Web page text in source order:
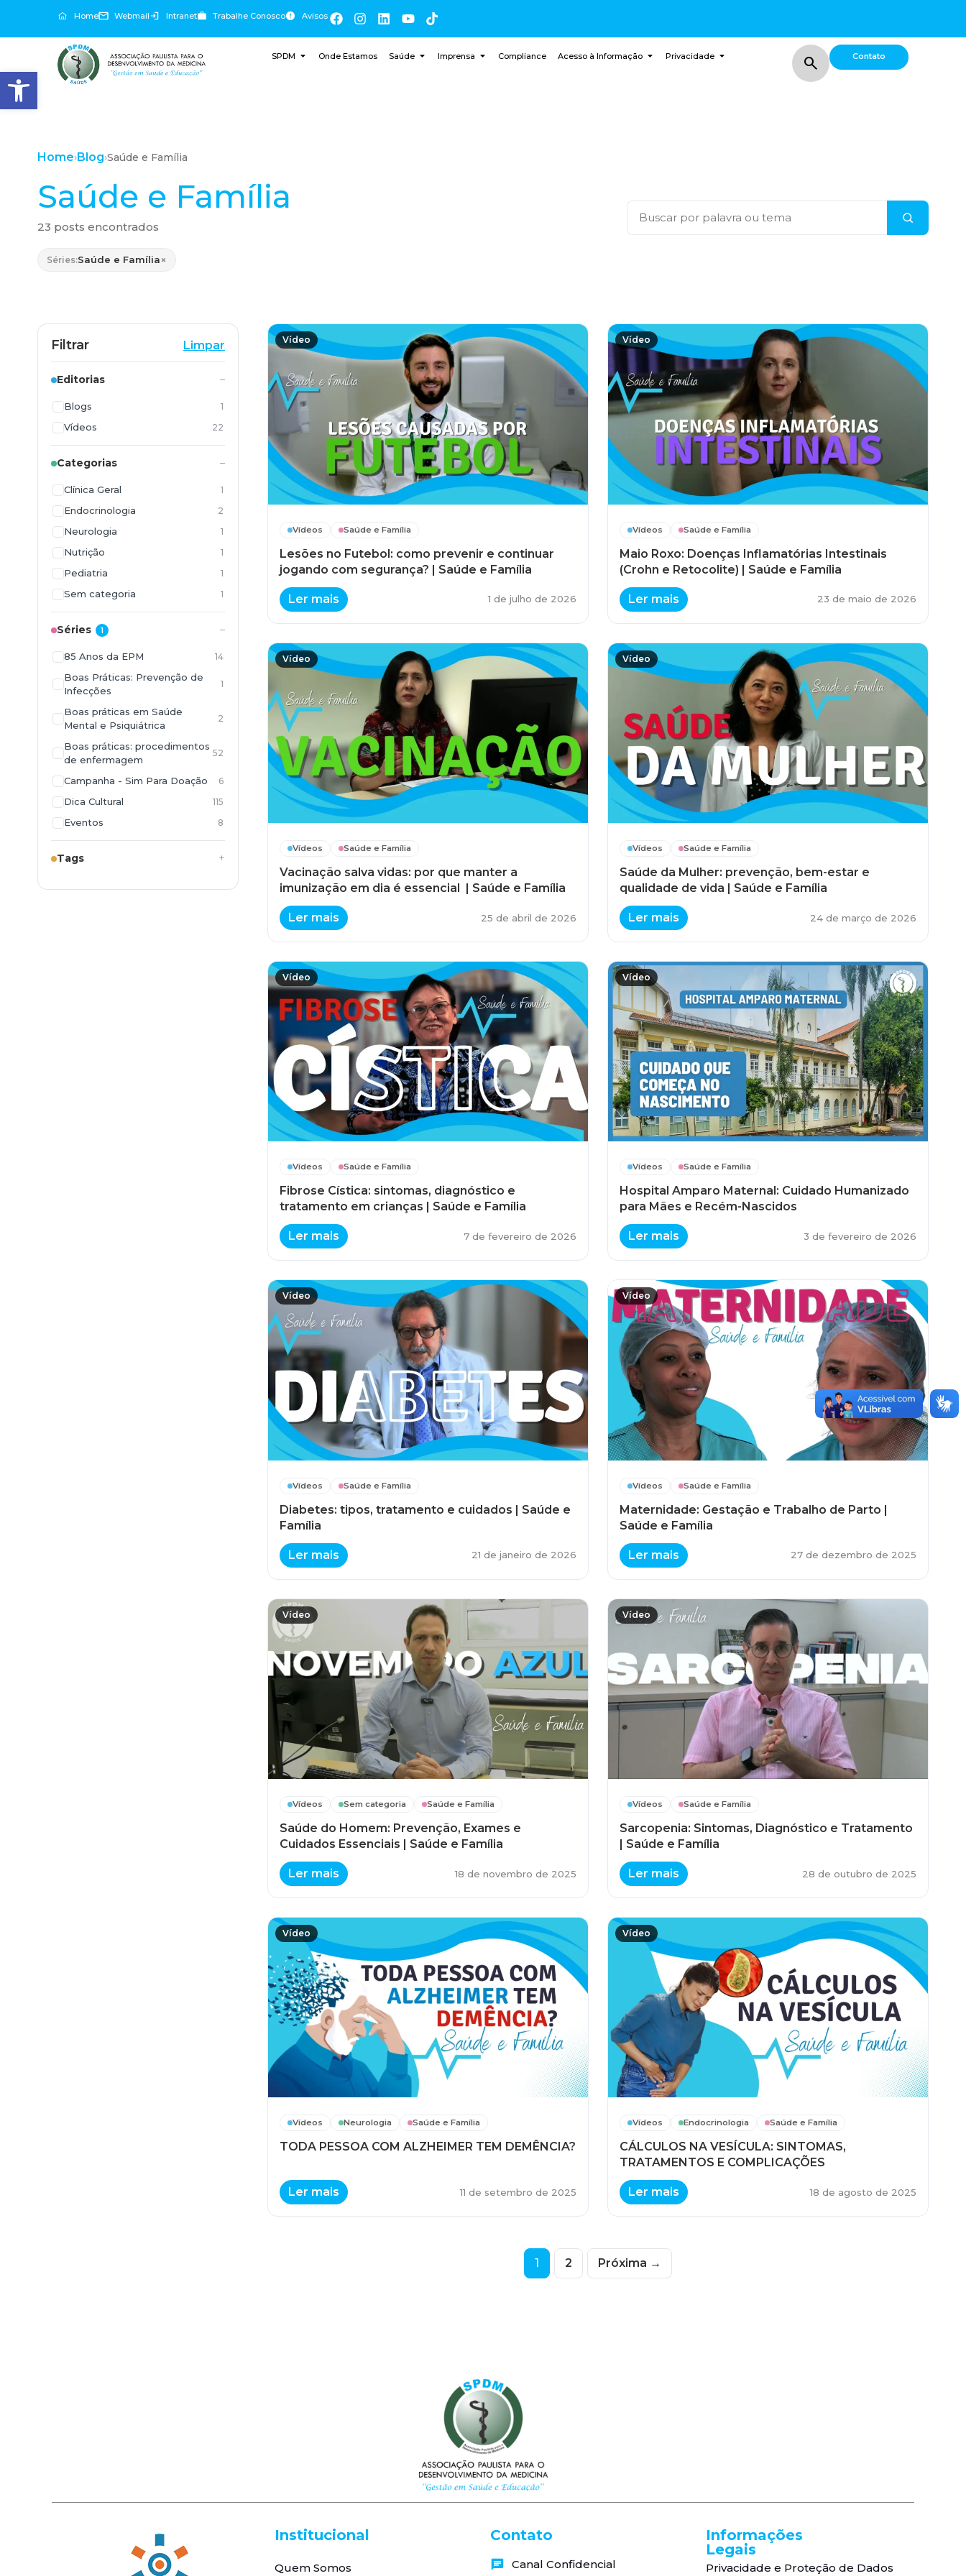
Abrir a barra de ferramentas
Home Webmail Intranet Trabalhe Conosco Avisos
SPDM Onde Estamos Saúde Imprensa Compliance Acesso à Informação Privacidade Contato
Home›Blog›Saúde e Família
Saúde e Família
23 posts encontrados
Séries:Saúde e Família×
Filtrar Limpar
Editorias
Blogs 1
Vídeos 22
Categorias
Clínica Geral 1
Endocrinologia 2
Neurologia 1
Nutrição 1
Pediatria 1
Sem categoria 1
Séries 1
85 Anos da EPM 14
Boas Práticas: Prevenção de
Infecções
1
Boas práticas em Saúde
Mental e Psiquiátrica
2
Boas práticas: procedimentos
de enfermagem
52
Campanha - Sim Para Doação 6
Dica Cultural 115
Eventos 8
Giro na Saúde 23
Manual de Conformidade
Tags
Vídeo
Vídeos Saúde e Família
Lesões no Futebol: como prevenir e continuar
jogando com segurança? | Saúde e Família
Ler mais 1 de julho de 2026
Vídeo
Vídeos Saúde e Família
Maio Roxo: Doenças Inflamatórias Intestinais
(Crohn e Retocolite) | Saúde e Família
Ler mais 23 de maio de 2026
Vídeo
Vídeos Saúde e Família
Vacinação salva vidas: por que manter a
imunização em dia é essencial | Saúde e Família
Ler mais 25 de abril de 2026
Vídeo
Vídeos Saúde e Família
Saúde da Mulher: prevenção, bem-estar e
qualidade de vida | Saúde e Família
Ler mais 24 de março de 2026
Vídeo
Vídeos Saúde e Família
Fibrose Cística: sintomas, diagnóstico e
tratamento em crianças | Saúde e Família
Ler mais 7 de fevereiro de 2026
Vídeo
Vídeos Saúde e Família
Hospital Amparo Maternal: Cuidado Humanizado
para Mães e Recém-Nascidos
Ler mais 3 de fevereiro de 2026
Vídeo
Vídeos Saúde e Família
Diabetes: tipos, tratamento e cuidados | Saúde e
Família
Ler mais 21 de janeiro de 2026
Vídeo
Vídeos Saúde e Família
Maternidade: Gestação e Trabalho de Parto |
Saúde e Família
Ler mais 27 de dezembro de 2025
Vídeo
Vídeos Sem categoria Saúde e Família
Saúde do Homem: Prevenção, Exames e
Cuidados Essenciais | Saúde e Família
Ler mais 18 de novembro de 2025
Vídeo
Vídeos Saúde e Família
Sarcopenia: Sintomas, Diagnóstico e Tratamento
| Saúde e Família
Ler mais 28 de outubro de 2025
Vídeo
Vídeos Neurologia Saúde e Família
TODA PESSOA COM ALZHEIMER TEM DEMÊNCIA?
Ler mais 11 de setembro de 2025
Vídeo
Vídeos Endocrinologia Saúde e Família
CÁLCULOS NA VESÍCULA: SINTOMAS,
TRATAMENTOS E COMPLICAÇÕES
Ler mais 18 de agosto de 2025
1 2 Próxima →
Institucional
Quem Somos
Contato
Canal Confidencial
Informações
Legais
Privacidade e Proteção de Dados